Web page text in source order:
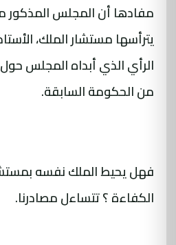
مفادها أن المجلس
يترأسها مستشار الملك،
الرأي الذي أبداه المجلس
من الحكومة السابقة.
فهل يحيط الملك نفسه
الكفاءة ؟ تتساءل مصادرنا.